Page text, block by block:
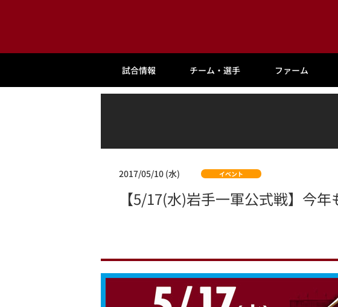
試合情報 チーム・選手 ファーム
2017/05/10 (水) イベント
【5/17(水)岩手一軍公式戦】今